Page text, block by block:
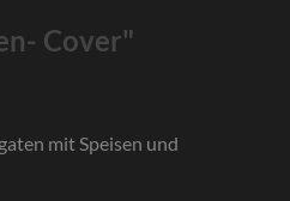
Cover"
mit Speisen und